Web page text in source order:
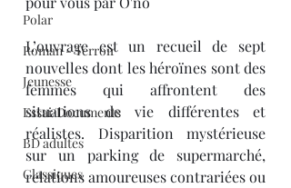
Polar
Roman - Terroir
Jeunesse
Essai/Documents
BD adultes
Classiques
L’ouvrage est un recueil de sept
nouvelles dont les héroïnes sont des
femmes qui affrontent des
situations de vie différentes et
réalistes. Disparition mystérieuse
sur un parking de supermarché,
relations amoureuses contrariées ou